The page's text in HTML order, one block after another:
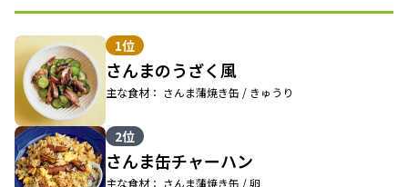
1位
さんまのうざく風
主な食材： さんま蒲焼き缶 / きゅうり
2位
さんま缶チャーハン
主な食材： さんま蒲焼き缶 / 卵